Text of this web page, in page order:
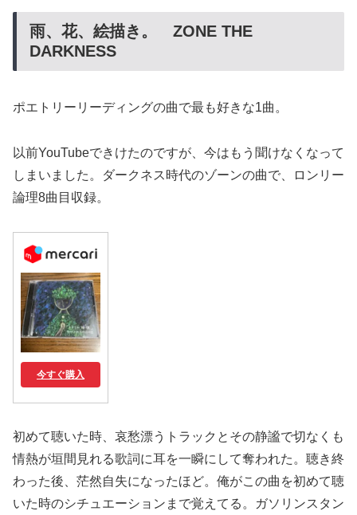
雨、花、絵描き。 ZONE THE
DARKNESS
ポエトリーリーディングの曲で最も好きな1曲。
以前YouTubeできけたのですが、今はもう聞けなくなって
しまいました。ダークネス時代のゾーンの曲で、ロンリー
論理8曲目収録。
今すぐ購入
初めて聴いた時、哀愁漂うトラックとその静謐で切なくも
情熱が垣間見れる歌詞に耳を一瞬にして奪われた。聴き終
わった後、茫然自失になったほど。俺がこの曲を初めて聴
いた時のシチュエーションまで覚えてる。ガソリンスタン